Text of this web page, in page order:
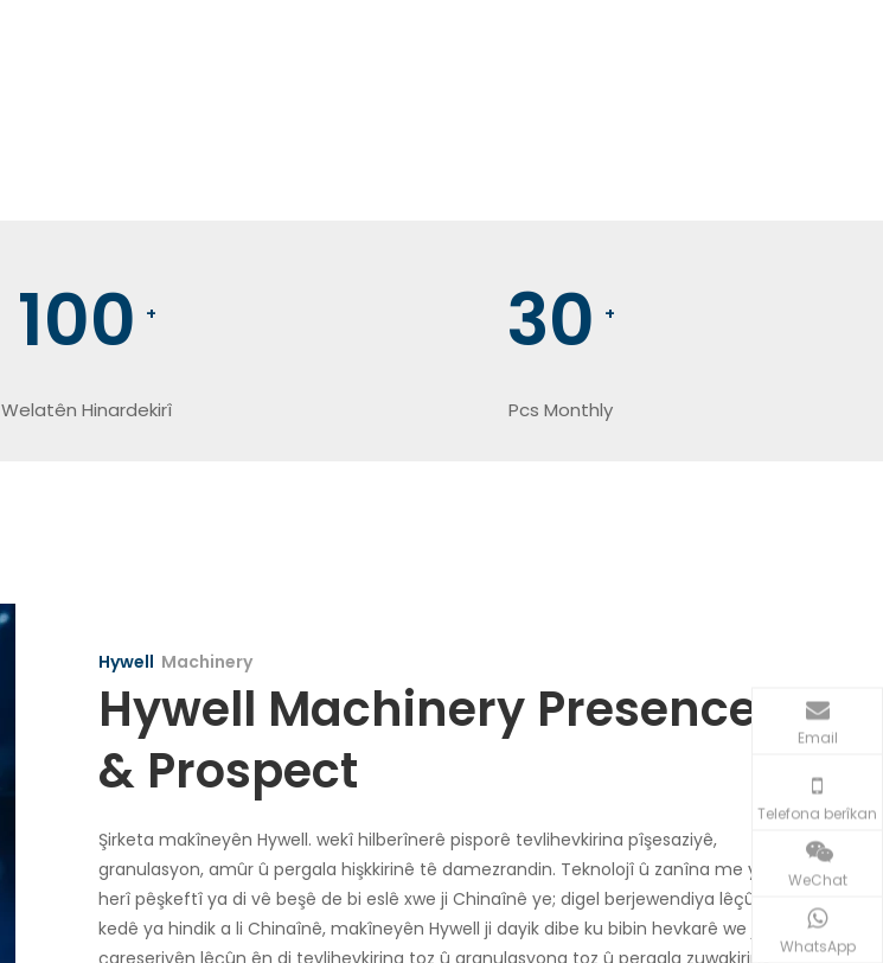
100 +
Welatên Hinardekirî
30 +
Pcs Monthly
Hywell Machinery
Hywell Machinery Presence
& Prospect
Şirketa makîneyên Hywell. wekî hilberînerê pisporê tevlihevkirina pîşesaziyê,
granulasyon, amûr û pergala hişkkirinê tê damezrandin. Teknolojî û zanîna me ya
herî pêşkeftî ya di vê beşê de bi eslê xwe ji Chinaînê ye; digel berjewendiya lêçûna
kedê ya hindik a li Chinaînê, makîneyên Hywell ji dayik dibe ku bibin hevkarê we ji bo
çareseriyên lêçûn ên di tevlihevkirina toz û granulasyona toz û pergala zuwakirinê
Email
Telefona berîkan
WeChat
WhatsApp